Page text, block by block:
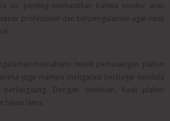
itu, penting memastikan bahwa vendor atau
profesional dan berpengalaman agar hasil
memahami teknik pemasangan plafon
juga mampu mengatasi berbagai kendala
Dengan demikian, hasil plafon
lama.